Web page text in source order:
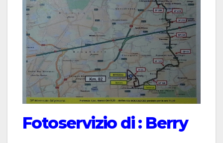
Fotoservizio di : Berry